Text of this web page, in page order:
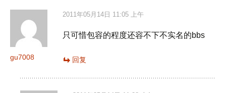
gu7008
2011年05月14日 11:05 上午
只可惜包容的程度还容不下不实名的bbs
回复